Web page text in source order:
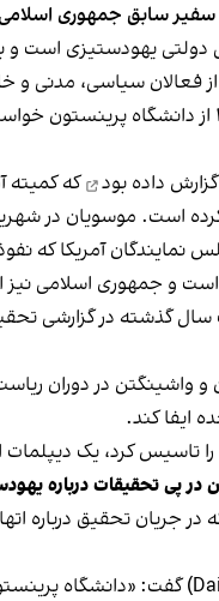
سابق جمهوری
دولتی یهودستیزی است
فعالان سیاسی، مدنی
گزارش داده بود
که کمیته
است. موسویان در
آمریکا که
و جمهوری اسلامی نیز
واشینگتن در دوران
ایفا کند.
تاسیس کرد، یک